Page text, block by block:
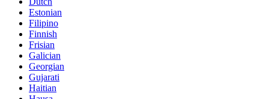
Estonian
Filipino
Finnish
Frisian
Galician
Georgian
Gujarati
Haitian